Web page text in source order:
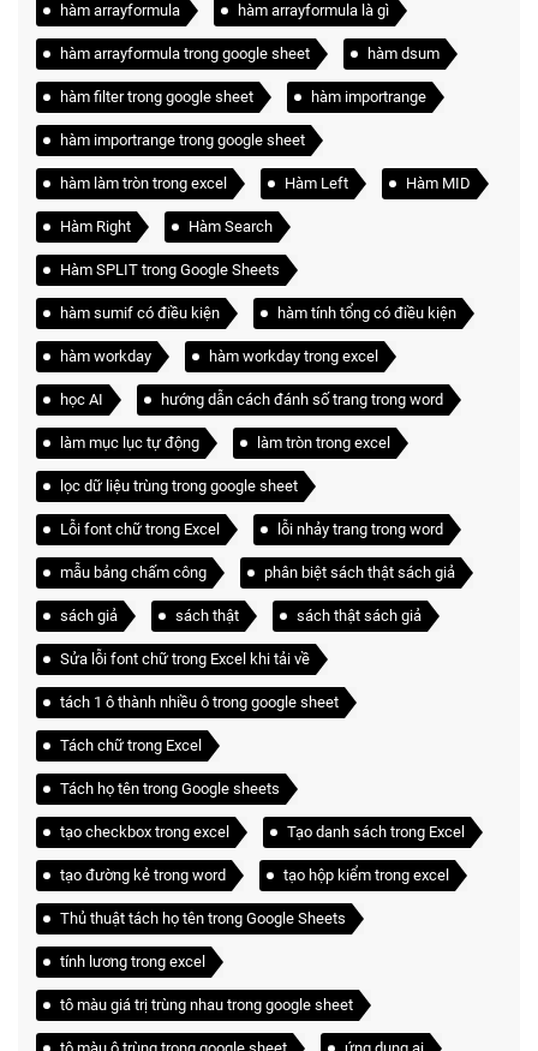
hàm arrayformula hàm arrayformula là gì
hàm arrayformula trong google sheet hàm dsum
hàm filter trong google sheet hàm importrange
hàm importrange trong google sheet
hàm làm tròn trong excel Hàm Left Hàm MID
Hàm Right Hàm Search
Hàm SPLIT trong Google Sheets
hàm sumif có điều kiện hàm tính tổng có điều kiện
hàm workday hàm workday trong excel
học AI hướng dẫn cách đánh số trang trong word
làm mục lục tự động làm tròn trong excel
lọc dữ liệu trùng trong google sheet
Lỗi font chữ trong Excel lỗi nhảy trang trong word
mẫu bảng chấm công phân biệt sách thật sách giả
sách giả sách thật sách thật sách giả
Sửa lỗi font chữ trong Excel khi tải về
tách 1 ô thành nhiều ô trong google sheet
Tách chữ trong Excel
Tách họ tên trong Google sheets
tạo checkbox trong excel Tạo danh sách trong Excel
tạo đường kẻ trong word tạo hộp kiểm trong excel
Thủ thuật tách họ tên trong Google Sheets
tính lương trong excel
tô màu giá trị trùng nhau trong google sheet